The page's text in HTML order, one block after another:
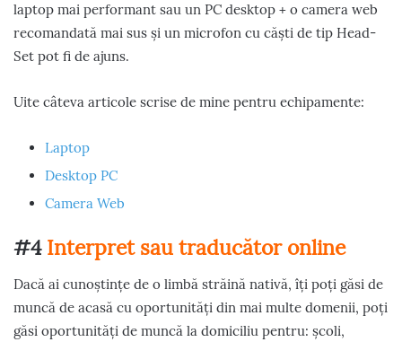
laptop mai performant sau un PC desktop + o camera web
recomandată mai sus și un microfon cu căști de tip Head-
Set pot fi de ajuns.
Uite câteva articole scrise de mine pentru echipamente:
Laptop
Desktop PC
Camera Web
#4 Interpret sau traducător online
Dacă ai cunoștințe de o limbă străină nativă, îți poți găsi de
muncă de acasă cu oportunități din mai multe domenii, poți
găsi oportunități de muncă la domiciliu pentru: școli,